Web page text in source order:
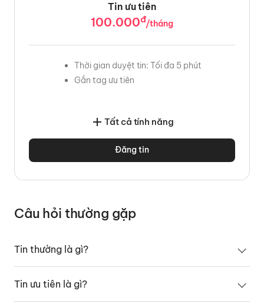
Tin ưu tiên
100.000đ/tháng
Thời gian duyệt tin: Tối đa 5 phút
Gắn tag ưu tiên
Tất cả tính năng
Đăng tin
Câu hỏi thường gặp
Tin thường là gì?
Tin ưu tiên là gì?